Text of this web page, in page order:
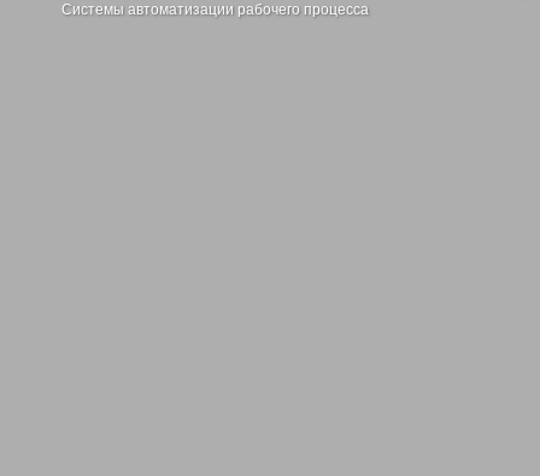
Системы автоматизации рабочего процесса